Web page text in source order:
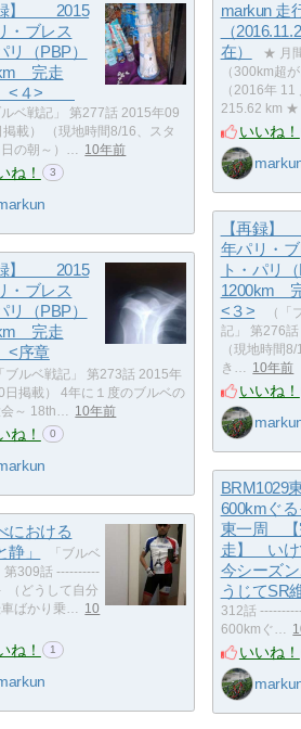
録】 2015
・ブレス
リ（PBP）
完走
４>
ルベ戦記」 第277話 2015年09
掲載） （現地時間8/16、スタ
日の朝～）… 10年前
ね！ 3
markun 走
（
在）
★ 月
（300km超が
（2016年 11
215.62 km
いいね！
【再録
年パリ・
ト・パリ（
1200km
<３>
（「
記」 第276話
（現地時間
き… 10年前
いいね！
録】 2015
・ブレス
リ（PBP）
完走
序章
ブルベ戦記」 第273話 2015年
日掲載） 4年に１度のブルベの
会～ 18th… 10年前
ね！ 0
BRM1029
600kmぐ
東一周 【
走】 いけ
今シーズ
うじてSR
312話
600kmぐ…
いいね！
における
静」
「ブルベ
第309話 ----------
（どうして自分
車ばかり乗… 10
ね！ 1